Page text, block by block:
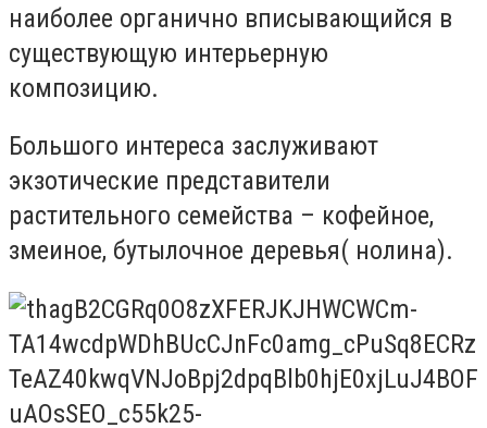
наиболее органично вписывающийся в
существующую интерьерную
композицию.
Большого интереса заслуживают
экзотические представители
растительного семейства – кофейное,
змеиное, бутылочное деревья( нолина).